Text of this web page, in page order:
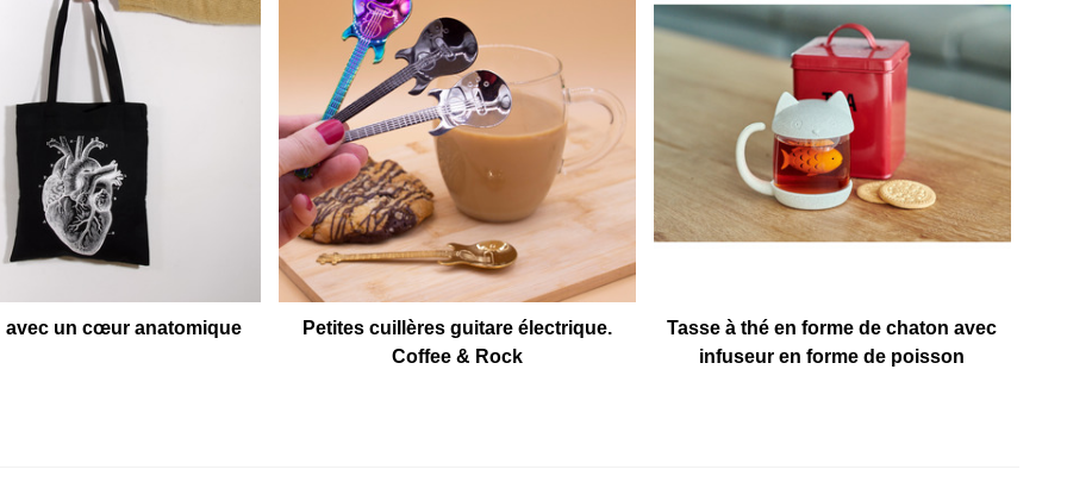
avec un cœur anatomique
Petites cuillères guitare électrique.
Coffee & Rock
Tasse à thé en forme de chaton avec
infuseur en forme de poisson